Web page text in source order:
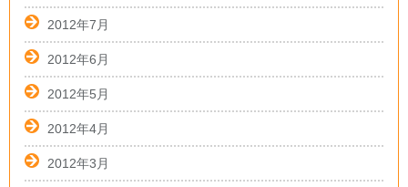
2012年7月
2012年6月
2012年5月
2012年4月
2012年3月